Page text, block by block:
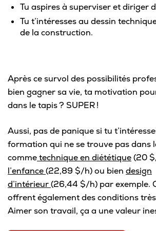
Tu aspires à superviser et diriger
Tu t’intéresses au dessin
de la construction.
Après ce survol des possibilités
bien gagner sa vie, ta motivation
dans le tapis ? SUPER !
Aussi, pas de panique si tu
formation qui ne se trouve pas dans
commetechnique en diététique(20
l’enfance(22,89 $/h) ou bien design
d’intérieur(26,44 $/h) par exemple.
offrent également des conditions
Aimer son travail, ça a une valeur